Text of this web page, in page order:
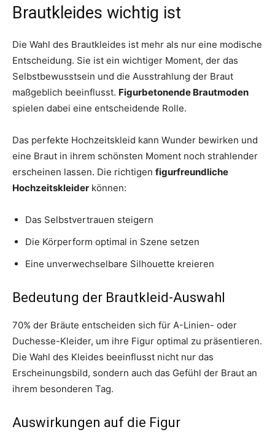
Brautkleides wichtig ist
Die Wahl des Brautkleides ist mehr als nur eine modische
Entscheidung. Sie ist ein wichtiger Moment, der das
Selbstbewusstsein und die Ausstrahlung der Braut
maßgeblich beeinflusst. Figurbetonende Brautmoden
spielen dabei eine entscheidende Rolle.
Das perfekte Hochzeitskleid kann Wunder bewirken und
eine Braut in ihrem schönsten Moment noch strahlender
erscheinen lassen. Die richtigen figurfreundliche
Hochzeitskleider können:
Das Selbstvertrauen steigern
Die Körperform optimal in Szene setzen
Eine unverwechselbare Silhouette kreieren
Bedeutung der Brautkleid-Auswahl
70% der Bräute entscheiden sich für A-Linien- oder
Duchesse-Kleider, um ihre Figur optimal zu präsentieren.
Die Wahl des Kleides beeinflusst nicht nur das
Erscheinungsbild, sondern auch das Gefühl der Braut an
ihrem besonderen Tag.
Auswirkungen auf die Figur